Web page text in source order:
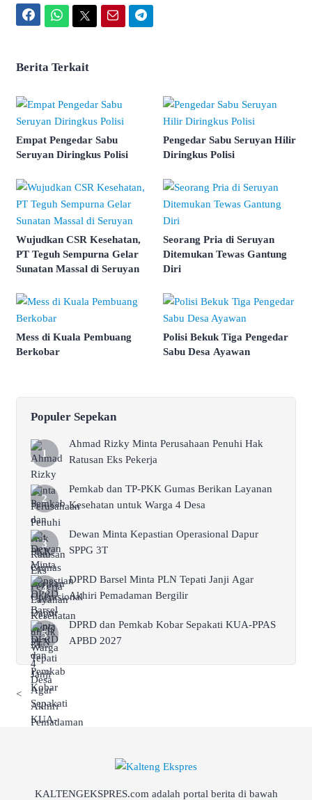
Berita Terkait
Empat Pengedar Sabu
Seruyan Diringkus Polisi
Pengedar Sabu Seruyan Hilir
Diringkus Polisi
Wujudkan CSR Kesehatan,
PT Teguh Sempurna Gelar
Sunatan Massal di Seruyan
Seorang Pria di Seruyan
Ditemukan Tewas Gantung
Diri
Mess di Kuala Pembuang
Berkobar
Polisi Bekuk Tiga Pengedar
Sabu Desa Ayawan
Populer Sepekan
Ahmad Rizky Minta Perusahaan Penuhi Hak
Ratusan Eks Pekerja
Pemkab dan TP-PKK Gumas Berikan Layanan
Kesehatan untuk Warga 4 Desa
Dewan Minta Kepastian Operasional Dapur
SPPG 3T
DPRD Barsel Minta PLN Tepati Janji Agar
Akhiri Pemadaman Bergilir
DPRD dan Pemkab Kobar Sepakati KUA-PPAS
APBD 2027
<
KALTENGEKSPRES.com adalah portal berita di bawah